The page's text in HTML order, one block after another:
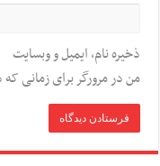
ذخیره نام، ایمیل و وبسایت
من در مرورگر برای زمانی